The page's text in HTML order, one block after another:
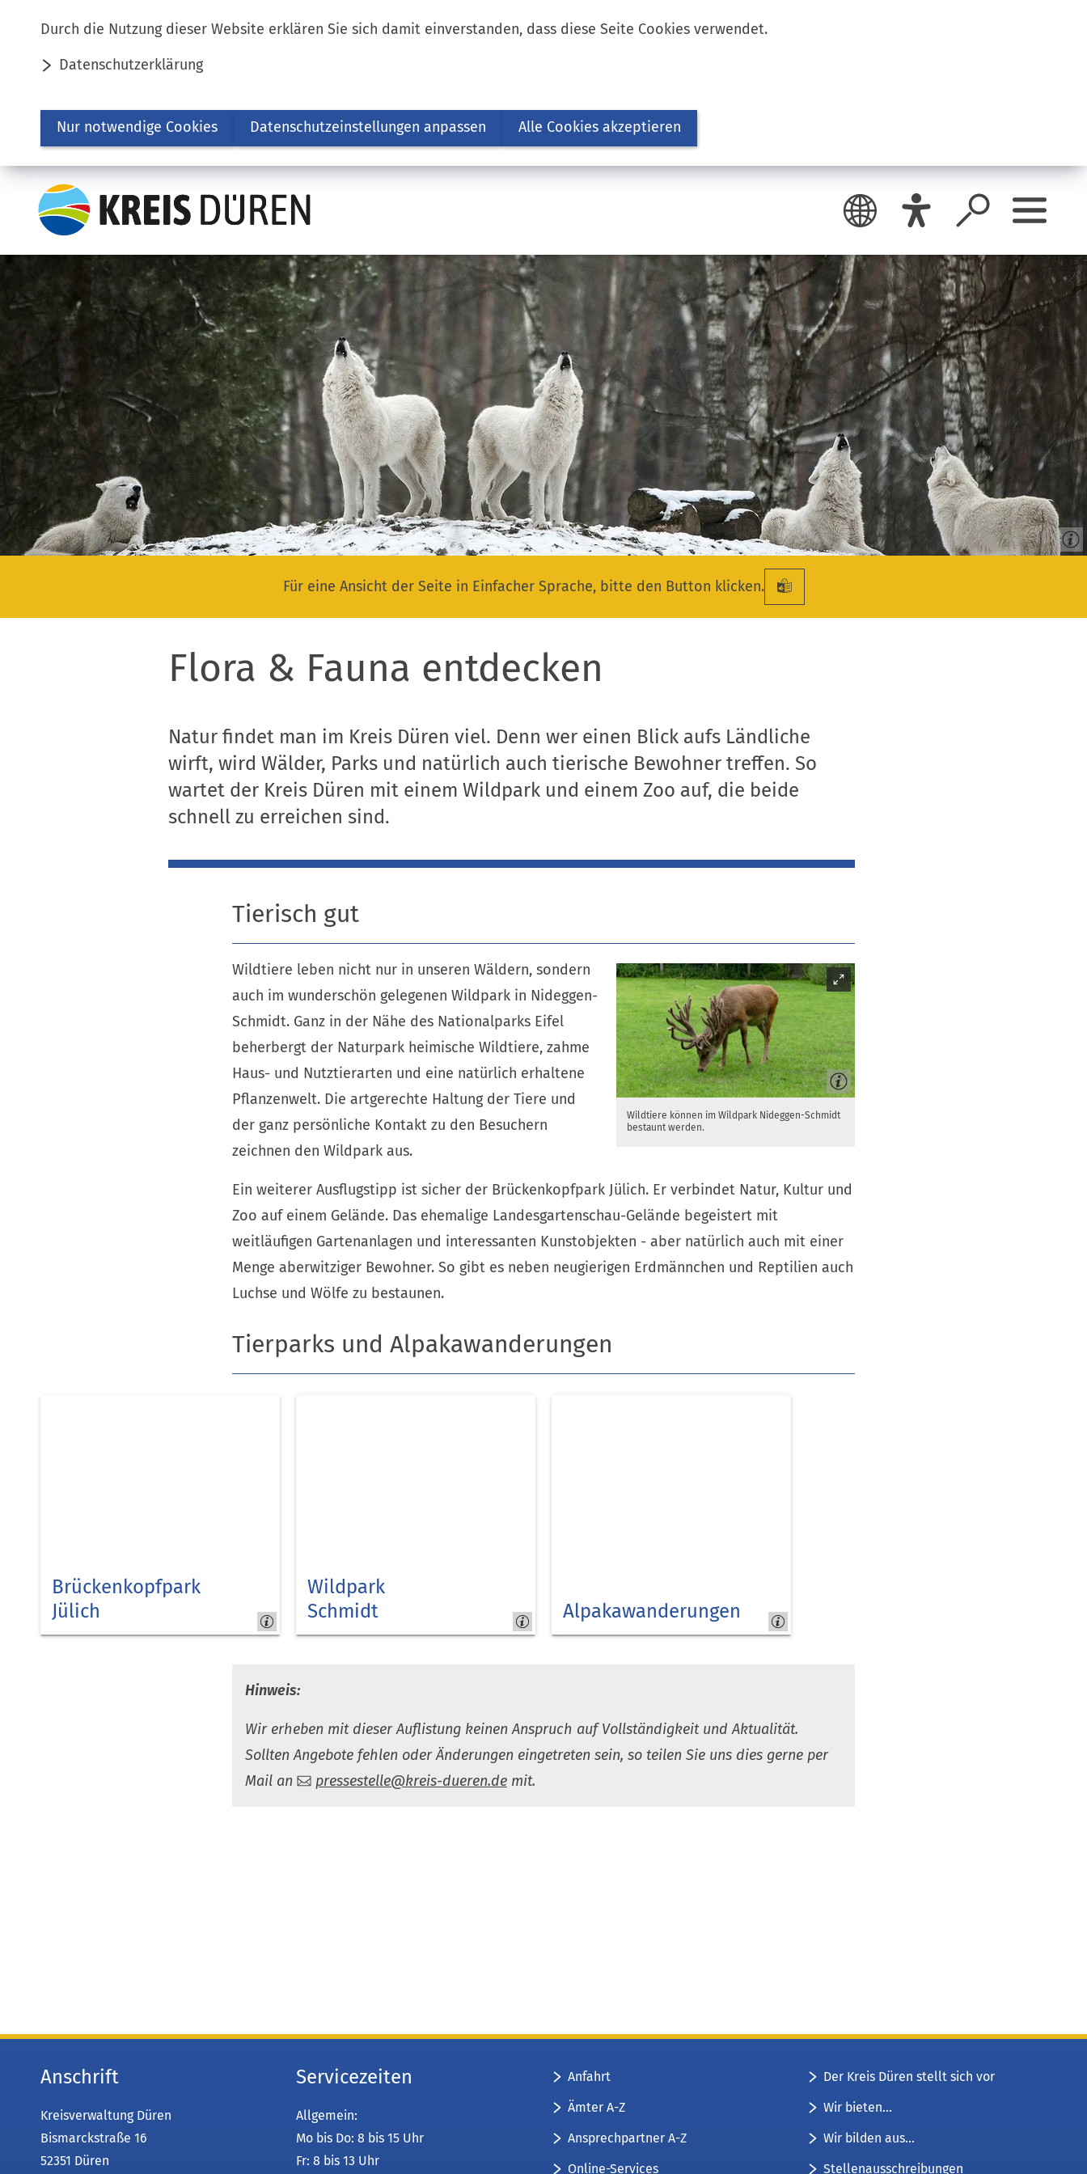
Durch die Nutzung dieser Website erklären Sie sich damit einverstanden, dass diese Seite Cookies verwendet.
Datenschutzerklärung
Nur notwendige Cookies Datenschutzeinstellungen anpassen Alle Cookies akzeptieren
Inhalt anspringen
Für eine Ansicht der Seite in Einfacher Sprache, bitte den Button klicken.
Flora & Fauna entdecken
Natur findet man im Kreis Düren viel. Denn wer einen Blick aufs Ländliche
wirft, wird Wälder, Parks und natürlich auch tierische Bewohner treffen. So
wartet der Kreis Düren mit einem Wildpark und einem Zoo auf, die beide
schnell zu erreichen sind.
Tierisch gut
Wildtiere können im Wildpark Nideggen-Schmidt
bestaunt werden.
Wildtiere leben nicht nur in unseren Wäldern, sondern
auch im wunderschön gelegenen Wildpark in Nideggen-
Schmidt. Ganz in der Nähe des Nationalparks Eifel
beherbergt der Naturpark heimische Wildtiere, zahme
Haus- und Nutztierarten und eine natürlich erhaltene
Pflanzenwelt. Die artgerechte Haltung der Tiere und
der ganz persönliche Kontakt zu den Besuchern
zeichnen den Wildpark aus.
Ein weiterer Ausflugstipp ist sicher der Brückenkopfpark Jülich. Er verbindet Natur, Kultur und
Zoo auf einem Gelände. Das ehemalige Landesgartenschau-Gelände begeistert mit
weitläufigen Gartenanlagen und interessanten Kunstobjekten - aber natürlich auch mit einer
Menge aberwitziger Bewohner. So gibt es neben neugierigen Erdmännchen und Reptilien auch
Luchse und Wölfe zu bestaunen.
Tierparks und Alpakawanderungen
Brückenkopfpark
Jülich
Wildpark
Schmidt
Alpakawanderungen
Hinweis:
Wir erheben mit dieser Auflistung keinen Anspruch auf Vollständigkeit und Aktualität.
Sollten Angebote fehlen oder Änderungen eingetreten sein, so teilen Sie uns dies gerne per
Mail an
pressestelle kreis-dueren demit.
Anschrift
Kreisverwaltung Düren
Bismarckstraße 16
52351 Düren
Servicezeiten
Allgemein:
Mo bis Do: 8 bis 15 Uhr
Fr: 8 bis 13 Uhr
Anfahrt
Ämter A-Z
Ansprechpartner A-Z
Online-Services
Der Kreis Düren stellt sich vor
Wir bieten...
Wir bilden aus...
Stellenausschreibungen